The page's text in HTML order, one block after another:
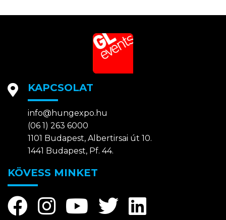
KAPCSOLAT
info@hungexpo.hu
(06 1) 263 6000
1101 Budapest, Albertirsai út 10.
1441 Budapest, Pf. 44.
KÖVESS MINKET